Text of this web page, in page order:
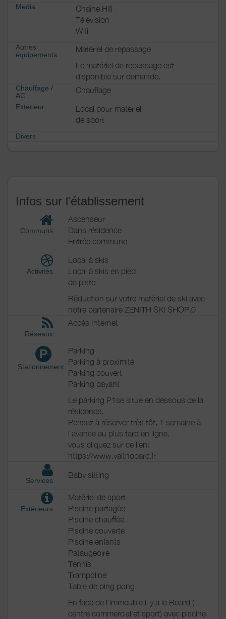
Media
Chaîne Hifi
Télévision
Wifi
Autres
équipements
Matériel de repassage
Le matériel de repassage est
disponible sur demande.
Chauffage /
AC
Chauffage
Exterieur
Local pour matériel
de sport
Divers
Infos sur l'établissement
Communs
Ascenseur
Dans résidence
Entrée commune
Activités
Local à skis
Local à skis en pied
de piste
Réduction sur votre matériel de ski avec
notre partenaire ZENITH SKI SHOP.0
Réseaux
Accès Internet
P
Stationnement
Parking
Parking à proximité
Parking couvert
Parking payant
Le parking P1se situe en dessous de la
résidence.
Pensez à réserver très tôt, 1 semaine à
l’avance au plus tard en ligne.
vous cliquez sur ce lien:
https://www.valthoparc.fr
Services
Baby sitting
Extérieurs
Matériel de sport
Piscine partagée
Piscine chauffée
Piscine couverte
Piscine enfants
Pataugeoire
Tennis
Trampoline
Table de ping pong
En face de l'immeuble il y a le Board (
centre commercial et sport) avec piscine,